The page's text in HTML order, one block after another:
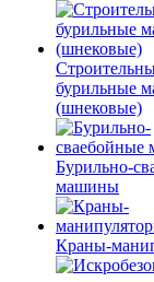
бурильные
(шнековые)
Бурильно-
машины
Краны-